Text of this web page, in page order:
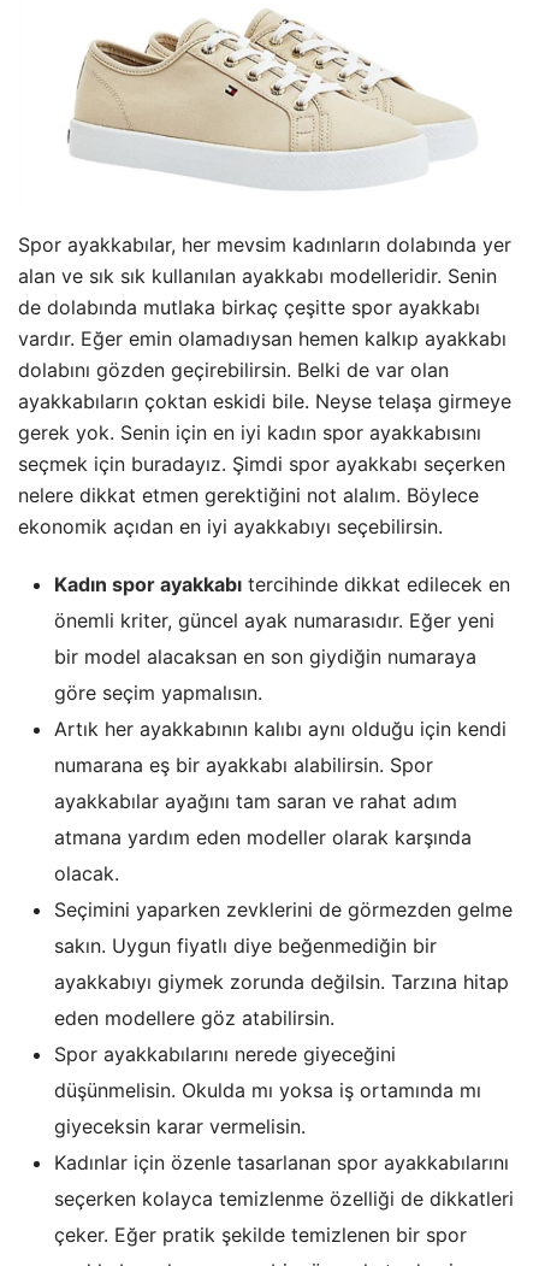
Spor ayakkabılar, her mevsim kadınların dolabında yer
alan ve sık sık kullanılan ayakkabı modelleridir. Senin
de dolabında mutlaka birkaç çeşitte spor ayakkabı
vardır. Eğer emin olamadıysan hemen kalkıp ayakkabı
dolabını gözden geçirebilirsin. Belki de var olan
ayakkabıların çoktan eskidi bile. Neyse telaşa girmeye
gerek yok. Senin için en iyi kadın spor ayakkabısını
seçmek için buradayız. Şimdi spor ayakkabı seçerken
nelere dikkat etmen gerektiğini not alalım. Böylece
ekonomik açıdan en iyi ayakkabıyı seçebilirsin.
Kadın spor ayakkabı tercihinde dikkat edilecek en
önemli kriter, güncel ayak numarasıdır. Eğer yeni
bir model alacaksan en son giydiğin numaraya
göre seçim yapmalısın.
Artık her ayakkabının kalıbı aynı olduğu için kendi
numarana eş bir ayakkabı alabilirsin. Spor
ayakkabılar ayağını tam saran ve rahat adım
atmana yardım eden modeller olarak karşında
olacak.
Seçimini yaparken zevklerini de görmezden gelme
sakın. Uygun fiyatlı diye beğenmediğin bir
ayakkabıyı giymek zorunda değilsin. Tarzına hitap
eden modellere göz atabilirsin.
Spor ayakkabılarını nerede giyeceğini
düşünmelisin. Okulda mı yoksa iş ortamında mı
giyeceksin karar vermelisin.
Kadınlar için özenle tasarlanan spor ayakkabılarını
seçerken kolayca temizlenme özelliği de dikkatleri
çeker. Eğer pratik şekilde temizlenen bir spor